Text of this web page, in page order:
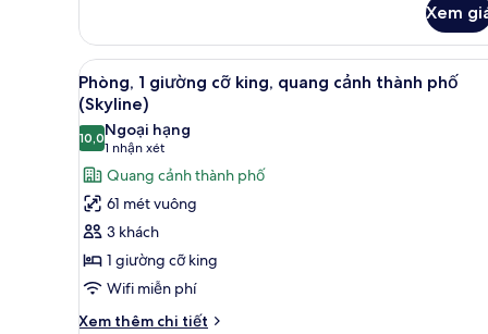
phố
(Canton
Tower
View)
1
giường
cỡ
king,
quang
cảnh
thành
phố
(Canton
Tower
View)
Xem
Xem
tất
cả
ảnh
Phòng,
1
giường
cỡ
king,
quang
cảnh
Bộ đồ giường cao cấp, chăn
6
Phòng, 1 giường cỡ king, quang cảnh thành phố
(Skyline)
10,010,0 trên 10
Ngoại hạng
1 nhận xét
(1
nhận
xét)
Quang cảnh thành phố
61 mét vuông
3 khách
1 giường cỡ king
Wifi miễn phí
Xem thêm chi tiết
Chi